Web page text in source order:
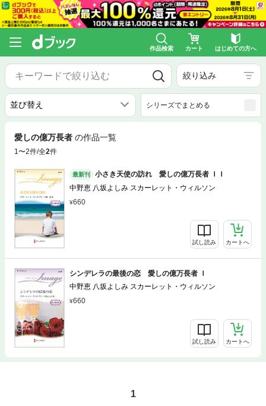
作品検索 カート はじめての方へ
絞り込み
シリーズでまとめる
愛しの億万長者 の作品一覧
1〜2件/全2件
最新刊
小さき天使の訪れ 愛しの億万長者 ＩＩ
中野恵 八坂よしみ スカーレット・ウィルソン
660
試し読み カートへ
シンデレラの最後の恋 愛しの億万長者 Ｉ
中野恵 八坂よしみ スカーレット・ウィルソン
660
試し読み カートへ
1